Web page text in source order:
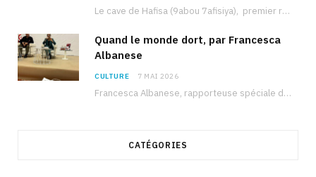
Le cave de Hafisa (9abou 7afisiya), premier roman du journaliste tunisien Mohamed Amine Ben Hlel,…
Quand le monde dort, par Francesca
Albanese
CULTURE 7 MAI 2026
Francesca Albanese, rapporteuse spéciale de l’ONU sur les territoires palestiniens occupés, était à Tunis pour…
CATÉGORIES